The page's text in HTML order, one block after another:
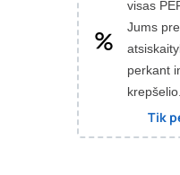
visas
Jums
perkant
krepšelio.
Tik